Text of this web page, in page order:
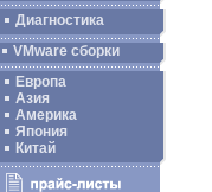
Диагностика
VMware сборки
Европа
Азия
Америка
Япония
Китай